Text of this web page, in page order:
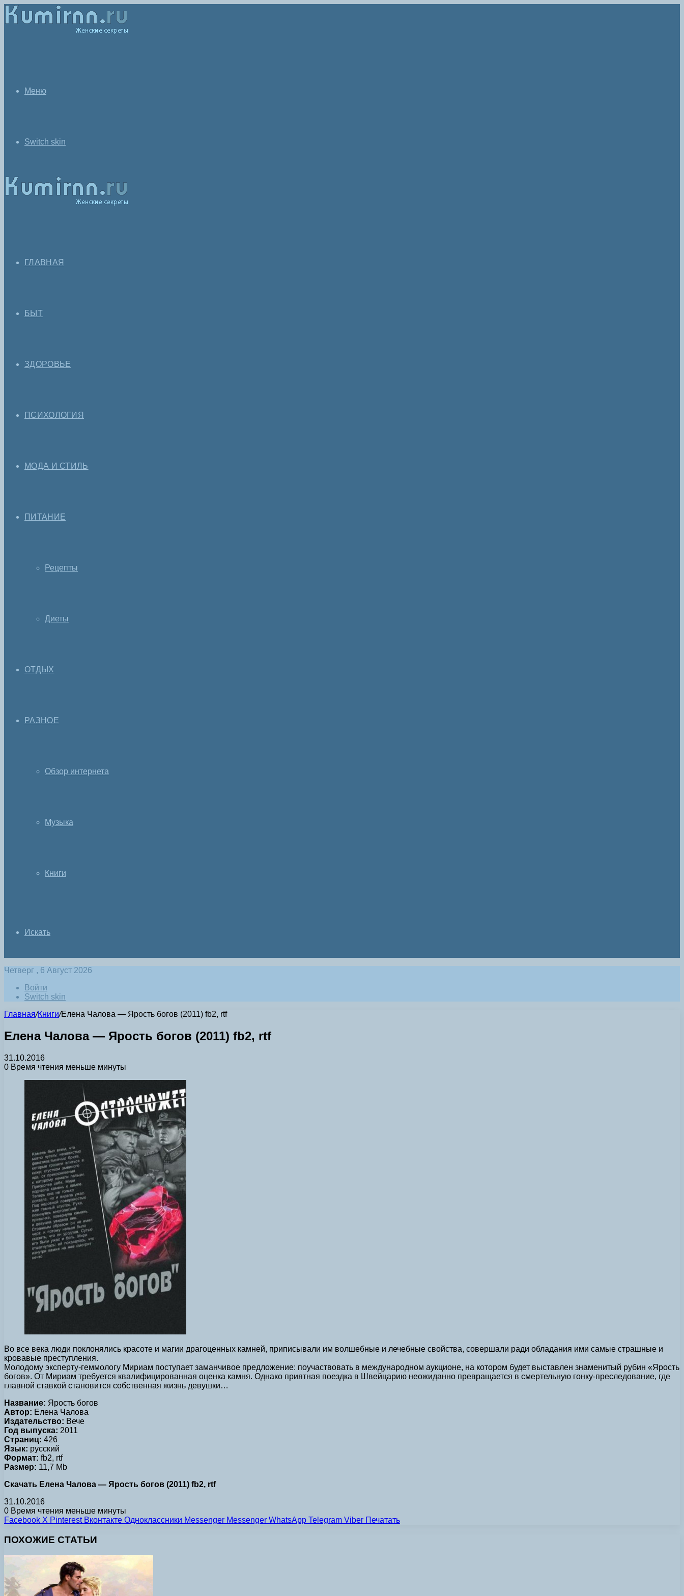
Меню
Switch skin
ГЛАВНАЯ
БЫТ
ЗДОРОВЬЕ
ПСИХОЛОГИЯ
МОДА И СТИЛЬ
ПИТАНИЕ
Рецепты
Диеты
ОТДЫХ
РАЗНОЕ
Обзор интернета
Музыка
Книги
Искать
Четверг , 6 Август 2026
Войти
Switch skin
Главная/Книги/Елена Чалова — Ярость богов (2011) fb2, rtf
Елена Чалова — Ярость богов (2011) fb2, rtf
31.10.2016
0 Время чтения меньше минуты
Во все века люди поклонялись красоте и магии драгоценных камней, приписывали им волшебные и лечебные свойства, совершали ради обладания ими самые страшные и
кровавые преступления.
Молодому эксперту-геммологу Мириам поступает заманчивое предложение: поучаствовать в международном аукционе, на котором будет выставлен знаменитый рубин «Ярость
богов». От Мириам требуется квалифицированная оценка камня. Однако приятная поездка в Швейцарию неожиданно превращается в смертельную гонку-преследование, где
главной ставкой становится собственная жизнь девушки…
Название: Ярость богов
Автор: Елена Чалова
Издательство: Вече
Год выпуска: 2011
Страниц: 426
Язык: русский
Формат: fb2, rtf
Размер: 11,7 Mb
Скачать Елена Чалова — Ярость богов (2011) fb2, rtf
31.10.2016
0 Время чтения меньше минуты
Facebook X Pinterest Вконтакте Одноклассники Messenger Messenger WhatsApp Telegram Viber Печатать
ПОХОЖИЕ СТАТЬИ